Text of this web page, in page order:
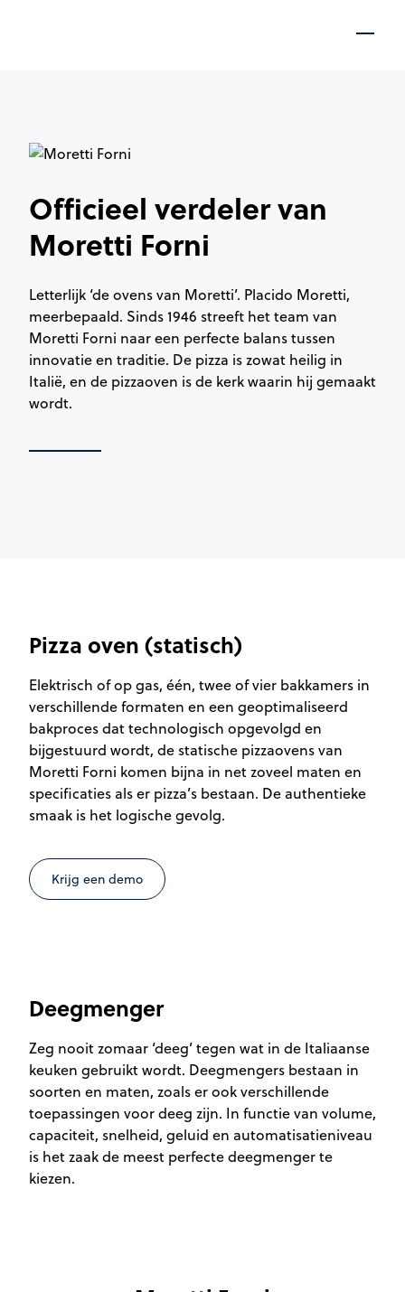
Officieel verdeler van
Moretti Forni
Letterlijk ‘de ovens van Moretti’. Placido Moretti,
meerbepaald. Sinds 1946 streeft het team van
Moretti Forni naar een perfecte balans tussen
innovatie en traditie. De pizza is zowat heilig in
Italië, en de pizzaoven is de kerk waarin hij gemaakt
wordt.
Pizza oven (statisch)
Elektrisch of op gas, één, twee of vier bakkamers in
verschillende formaten en een geoptimaliseerd
bakproces dat technologisch opgevolgd en
bijgestuurd wordt, de statische pizzaovens van
Moretti Forni komen bijna in net zoveel maten en
specificaties als er pizza’s bestaan. De authentieke
smaak is het logische gevolg.
Krijg een demo
Deegmenger
Zeg nooit zomaar ‘deeg’ tegen wat in de Italiaanse
keuken gebruikt wordt. Deegmengers bestaan in
soorten en maten, zoals er ook verschillende
toepassingen voor deeg zijn. In functie van volume,
capaciteit, snelheid, geluid en automatisatieniveau
is het zaak de meest perfecte deegmenger te
kiezen.